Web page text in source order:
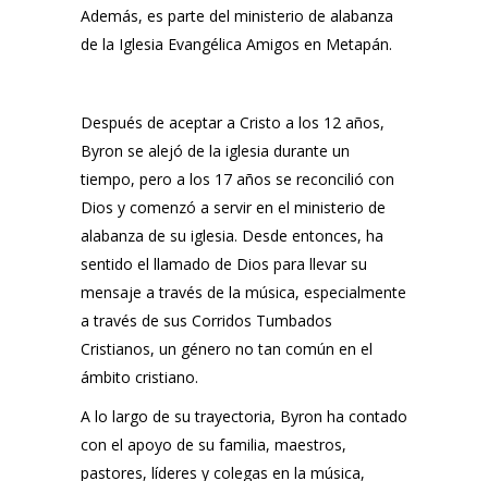
Además, es parte del ministerio de alabanza
de la Iglesia Evangélica Amigos en Metapán.
Después de aceptar a Cristo a los 12 años,
Byron se alejó de la iglesia durante un
tiempo, pero a los 17 años se reconcilió con
Dios y comenzó a servir en el ministerio de
alabanza de su iglesia. Desde entonces, ha
sentido el llamado de Dios para llevar su
mensaje a través de la música, especialmente
a través de sus Corridos Tumbados
Cristianos, un género no tan común en el
ámbito cristiano.
A lo largo de su trayectoria, Byron ha contado
con el apoyo de su familia, maestros,
pastores, líderes y colegas en la música,